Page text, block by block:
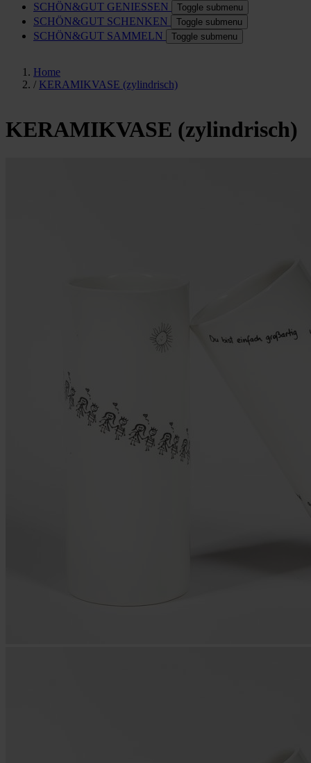
SCHÖN&GUT GENIESSEN Toggle submenu
SCHÖN&GUT SCHENKEN Toggle submenu
SCHÖN&GUT SAMMELN Toggle submenu
Home
/ KERAMIKVASE (zylindrisch)
KERAMIKVASE (zylindrisch)